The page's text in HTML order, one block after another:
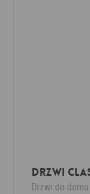
Drzwi
Drzwi do domu